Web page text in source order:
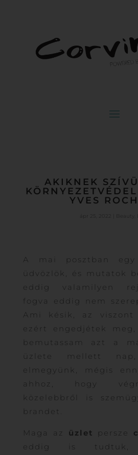
AKIKNEK
YVES
ápr 25, 2022 Beauty
A mai posztban
üdvözlök, és mutatok
eddig valamilyen
fogva eddig nem
Ami késik, az viszont
ezért engedjétek
bemutassam azt a
üzlete mellett
elmegyünk, mégis
ahhoz, hogy
közelebbről is
brandet.
Maga az üzlet persze
eddig is